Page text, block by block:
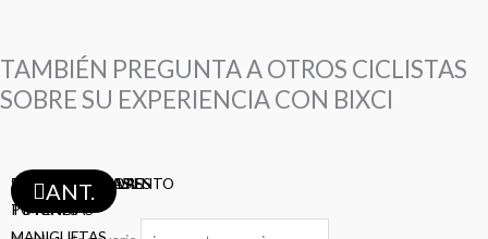
TAMBIÉN PREGUNTA A OTROS CICLISTAS
SOBRE SU EXPERIENCIA CON BIXCI
ASIENTOS
TIJAS
ABRAZADERA ASIENTO
POTENCIAS
TIMONES
SHIFTERS
PEDALES
PIÑONES
MAZAS
BIELAS
TAZAS
DESVIADORES
FRENOS
RAYOS
LLANTAS
LLANTAS
LLANTAS
CAMARAS
CAMARAS
AROS
CADENAS
CADENAS
CABLES-FUNDAS
PORTA-BOTELLAS
DESCARRILADORES
ANT.